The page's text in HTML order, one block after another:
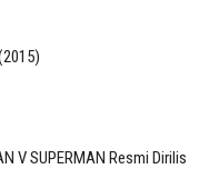
V SUPERMAN Resmi Dirilis